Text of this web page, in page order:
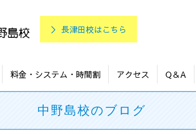
＞ 長津田校はこちら
料金・システム・時間割 アクセス Q＆A
中野島校のブログ